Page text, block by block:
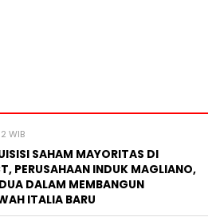
WIB
SAHAM MAYORITAS DI
PERUSAHAAN INDUK MAGLIANO,
DALAM MEMBANGUN
ITALIA BARU